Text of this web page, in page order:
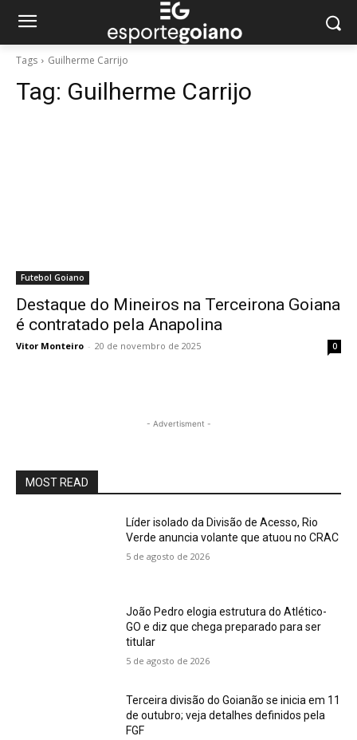
Tags Guilherme Carrijo
Tag: Guilherme Carrijo
Futebol Goiano
Destaque do Mineiros na Terceirona Goiana
é contratado pela Anapolina
Vitor Monteiro - 20 de novembro de 2025 0
- Advertisment -
MOST READ
Líder isolado da Divisão de Acesso, Rio
Verde anuncia volante que atuou no CRAC
5 de agosto de 2026
João Pedro elogia estrutura do Atlético-
GO e diz que chega preparado para ser
titular
5 de agosto de 2026
Terceira divisão do Goianão se inicia em 11
de outubro; veja detalhes definidos pela
FGF